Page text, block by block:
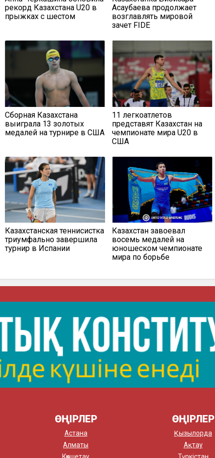
рекорд Казахстана U20 в
прыжках с шестом
Асаубаева продолжает
возглавлять мировой
зачет FIDE
Сборная Казахстана
выиграла 13 золотых
медалей на турнире в США
11 легкоатлетов
представят Казахстан на
чемпионате мира U20 в
США
Казахстанская теннисистка
триумфально завершила
турнир в Испании
Казахстан завоевал
восемь медалей на
юношеском чемпионате
мира по борьбе
ӨҢІРЛЕР
Астана
Алматы
ӨҢІРЛЕР
Қызылорда
Ақтау